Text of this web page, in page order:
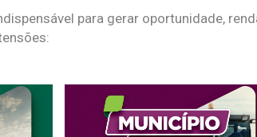
para gerar oportunidade,